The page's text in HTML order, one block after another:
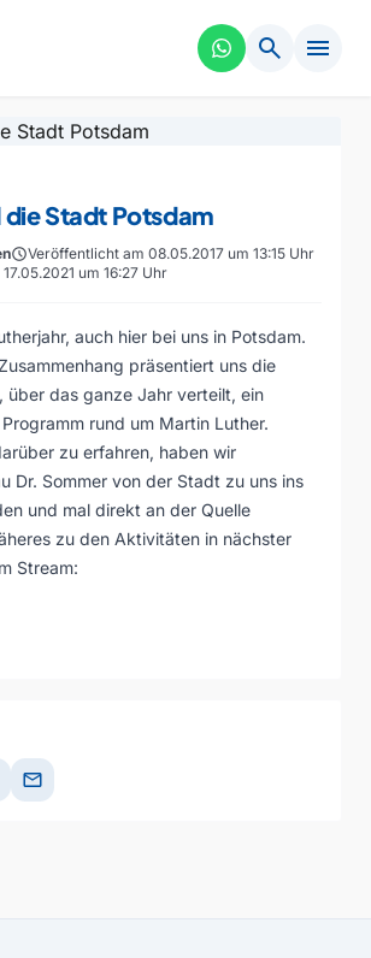
search menu
die Stadt Potsdam
scheduleVeröffentlicht am 08.05.2017 um 13:15 Uhr
um 16:27 Uhr
auch hier bei uns in Potsdam.
präsentiert uns die
über das ganze Jahr verteilt, ein
rund um Martin Luther.
zu erfahren, haben wir
Dr. Sommer von der Stadt zu uns ins
und mal direkt an der Quelle
zu den Aktivitäten in nächster
Stream:
mail